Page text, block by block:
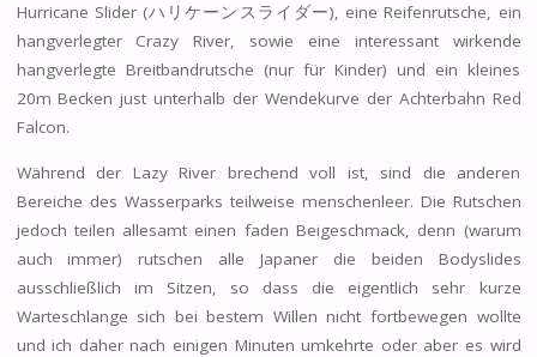
Hurricane Slider (ハリケーンスライダー), eine Reifenrutsche, ein
hangverlegter Crazy River, sowie eine interessant wirkende
hangverlegte Breitbandrutsche (nur für Kinder) und ein kleines
20m Becken just unterhalb der Wendekurve der Achterbahn Red
Falcon.
Während der Lazy River brechend voll ist, sind die anderen
Bereiche des Wasserparks teilweise menschenleer. Die Rutschen
jedoch teilen allesamt einen faden Beigeschmack, denn (warum
auch immer) rutschen alle Japaner die beiden Bodyslides
ausschließlich im Sitzen, so dass die eigentlich sehr kurze
Warteschlange sich bei bestem Willen nicht fortbewegen wollte
und ich daher nach einigen Minuten umkehrte oder aber es wird